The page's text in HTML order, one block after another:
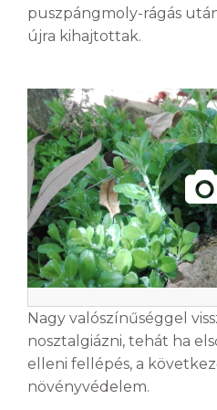
puszpángmoly-rágás
újra kihajtottak.
Nagy valószínűséggel
nosztalgiázni, tehát ha
elleni fellépés, a
növényvédelem.